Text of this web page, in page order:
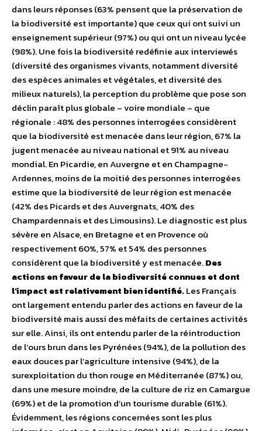
dans leurs réponses (63% pensent que la préservation de
la biodiversité est importante) que ceux qui ont suivi un
enseignement supérieur (97%) ou qui ont un niveau lycée
(98%). Une fois la biodiversité redéfinie aux interviewés
(diversité des organismes vivants, notamment diversité
des espèces animales et végétales, et diversité des
milieux naturels), la perception du problème que pose son
déclin paraît plus globale – voire mondiale – que
régionale : 48% des personnes interrogées considèrent
que la biodiversité est menacée dans leur région, 67% la
jugent menacée au niveau national et 91% au niveau
mondial. En Picardie, en Auvergne et en Champagne-
Ardennes, moins de la moitié des personnes interrogées
estime que la biodiversité de leur région est menacée
(42% des Picards et des Auvergnats, 40% des
Champardennais et des Limousins). Le diagnostic est plus
sévère en Alsace, en Bretagne et en Provence où
respectivement 60%, 57% et 54% des personnes
considèrent que la biodiversité y est menacée.Des
actions en faveur de la biodiversité connues et dont
l’impact est relativement bien identifié.Les Français
ont largement entendu parler des actions en faveur de la
biodiversité mais aussi des méfaits de certaines activités
sur elle. Ainsi, ils ont entendu parler de la réintroduction
de l’ours brun dans les Pyrénées (94%), de la pollution des
eaux douces par l’agriculture intensive (94%), de la
surexploitation du thon rouge en Méditerranée (87%) ou,
dans une mesure moindre, de la culture de riz en Camargue
(69%) et de la promotion d’un tourisme durable (61%).
Évidemment, les régions concernées sont les plus